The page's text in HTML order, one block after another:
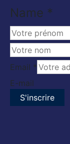
Name
Name *
Email *
E-mail
S'inscrire